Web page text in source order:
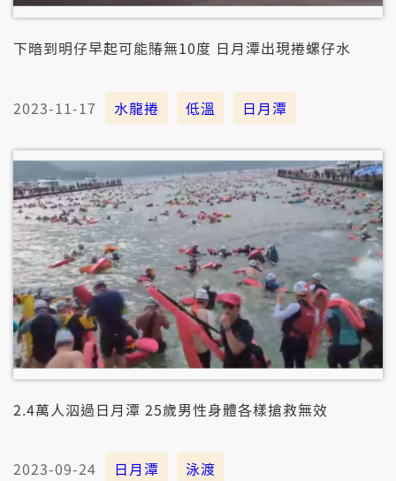
下暗到明仔早起可能賰無10度 日月潭出現捲螺仔水
2023-11-17 水龍捲 低溫 日月潭
2.4萬人泅過日月潭 25歲男性身體各樣搶救無效
2023-09-24 日月潭 泳渡